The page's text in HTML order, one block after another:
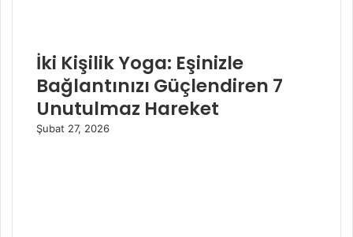
İki Kişilik Yoga: Eşinizle
Bağlantınızı Güçlendiren 7
Unutulmaz Hareket
Şubat 27, 2026